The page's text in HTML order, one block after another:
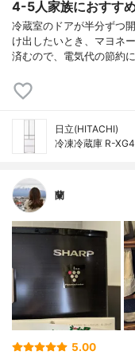
4-5人家族におすすめ
冷蔵室のドアが半分ずつ
け出したいとき、マヨネ
済むので、電気代の節約
日立(HITACHI)
冷凍冷蔵庫 R-
蘭
5.00